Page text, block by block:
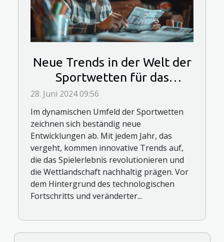
Neue Trends in der Welt der
Sportwetten für das
kommende Jahr
28. Juni 2024 09:56
Im dynamischen Umfeld der Sportwetten
zeichnen sich beständig neue
Entwicklungen ab. Mit jedem Jahr, das
vergeht, kommen innovative Trends auf,
die das Spielerlebnis revolutionieren und
die Wettlandschaft nachhaltig prägen. Vor
dem Hintergrund des technologischen
Fortschritts und veränderter...